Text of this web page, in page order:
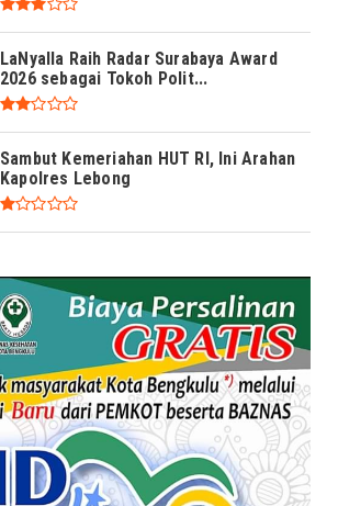
LaNyalla Raih Radar Surabaya Award
2026 sebagai Tokoh Polit...
Sambut Kemeriahan HUT RI, Ini Arahan
Kapolres Lebong